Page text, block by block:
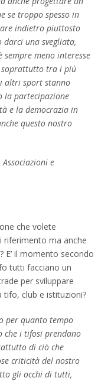
se troppo spesso in
indietro piuttosto
darci una svegliata,
sempre meno interesse
soprattutto tra i più
altri sport stanno
la partecipazione
e la democrazia in
questo nostro
e
che volete
riferimento ma anche
E’ il momento secondo
tutti facciano un
per sviluppare
club e istituzioni?
per quanto tempo
che i tifosi prendano
di ciò che
criticità del nostro
gli occhi di tutti,